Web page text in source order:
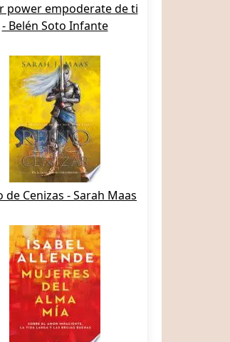
power empoderate de ti
- Belén Soto Infante
de Cenizas - Sarah Maas